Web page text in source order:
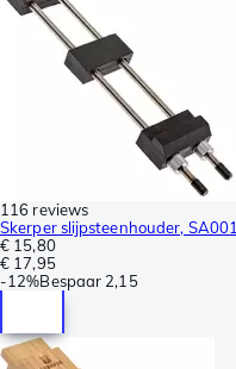
116 reviews
Skerper slijpsteenhouder, SA001
€ 15,80
€ 17,95
-12%Bespaar 2,15